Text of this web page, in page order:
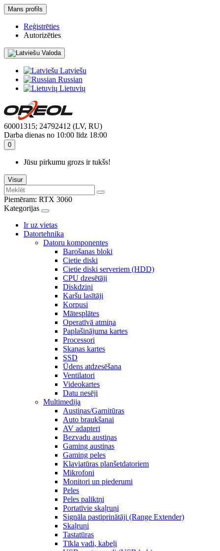
Mans profils
Reģistrēties
Autorizēties
Valoda
Latviešu
Russian
Lietuvių
60001315; 24792412 (LV, RU)
Darba dienas no 10:00 līdz 18:00
0
Jūsu pirkumu grozs ir tukšs!
Visur
Piemēram: RTX 3060
Kategorijas
Ir uz vietas
Datortehnika
Datoru komponentes
Barošanas bloki
Cietie diski
Cietie diski serveriem (HDD)
CPU dzesētāji
Diskdziņi
Karšu lasītāji
Korpusi
Mātesplātes
Operatīvā atmiņa
Paplašinājuma kartes
Processori
Skaņas kartes
SSD
Ūdens atdzesēšana
Ventilatori
Videokartes
Datu nesēji
Multimedija
Austiņas/Garnitūras
Auto braukšanai
AV adapteri
Bezvadu austiņas
Gaming austiņas
Gaming peles
Klaviatūras planšetdatoriem
Mikrofoni
Monitori un piederumi
Peles
Peles paliktņi
Portatīvie skaļruņi
Signāla pastiprinātāji (Range Extender)
Skaļruņi
Tastatūras
Tīkla vadi, kabeļi